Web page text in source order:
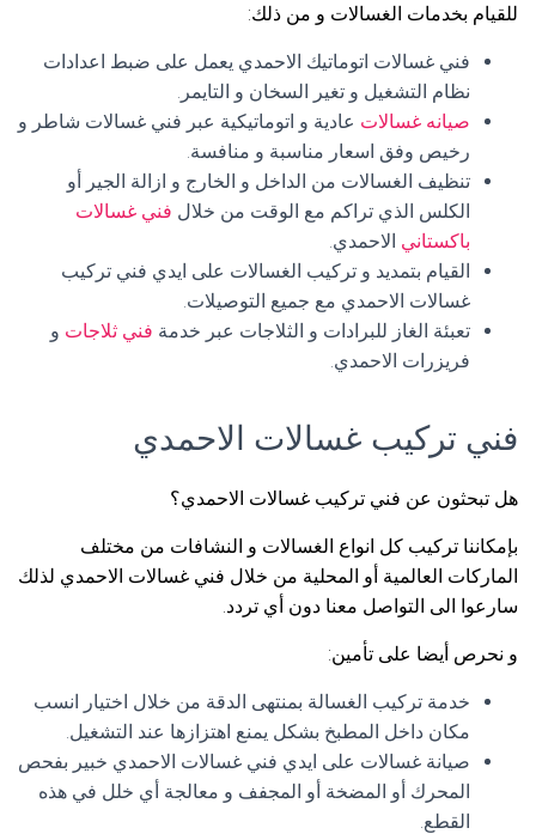
للقيام بخدمات الغسالات و من ذلك:
فني غسالات اتوماتيك الاحمدي يعمل على ضبط اعدادات
نظام التشغيل و تغير السخان و التايمر.
صيانه غسالات عادية و اتوماتيكية عبر فني غسالات شاطر و
رخيص وفق اسعار مناسبة و منافسة.
تنظيف الغسالات من الداخل و الخارج و ازالة الجير أو
الكلس الذي تراكم مع الوقت من خلال فني غسالات
باكستاني الاحمدي.
القيام بتمديد و تركيب الغسالات على ايدي فني تركيب
غسالات الاحمدي مع جميع التوصيلات.
تعبئة الغاز للبرادات و الثلاجات عبر خدمة فني ثلاجات و
فريزرات الاحمدي.
فني تركيب غسالات الاحمدي
هل تبحثون عن فني تركيب غسالات الاحمدي؟
بإمكاننا تركيب كل انواع الغسالات و النشافات من مختلف
الماركات العالمية أو المحلية من خلال فني غسالات الاحمدي لذلك
سارعوا الى التواصل معنا دون أي تردد.
و نحرص أيضا على تأمين:
خدمة تركيب الغسالة بمنتهى الدقة من خلال اختيار انسب
مكان داخل المطبخ بشكل يمنع اهتزازها عند التشغيل.
صيانة غسالات على ايدي فني غسالات الاحمدي خبير بفحص
المحرك أو المضخة أو المجفف و معالجة أي خلل في هذه
القطع.